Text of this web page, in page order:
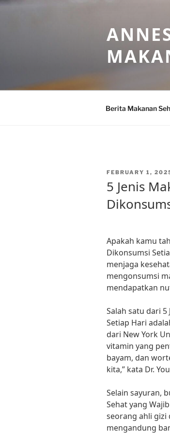
Skip
Berita Makanan
POSTED
FEBRUARY 1,
5 Jenis
Apakah kamu
Dikonsumsi
menjaga
mengonsumsi
mendapatkan
Salah satu dari
Setiap Hari
dari New York
vitamin yang
bayam, dan
kita,” kata Dr.
Selain sayuran,
Sehat yang
seorang ahli gizi
mengandung